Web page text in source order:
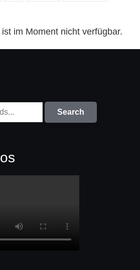
im Moment nicht verfügbar.